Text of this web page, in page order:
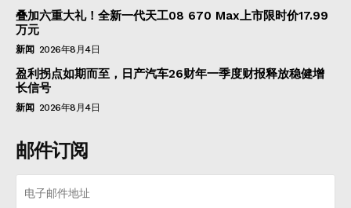
叠加六重大礼！全新一代天工08 670 Max上市限时价17.99
万元
新闻 2026年8月4日
盈利拐点如期而至，日产汽车26财年一季度财报释放稳健增
长信号
新闻 2026年8月4日
邮件订阅